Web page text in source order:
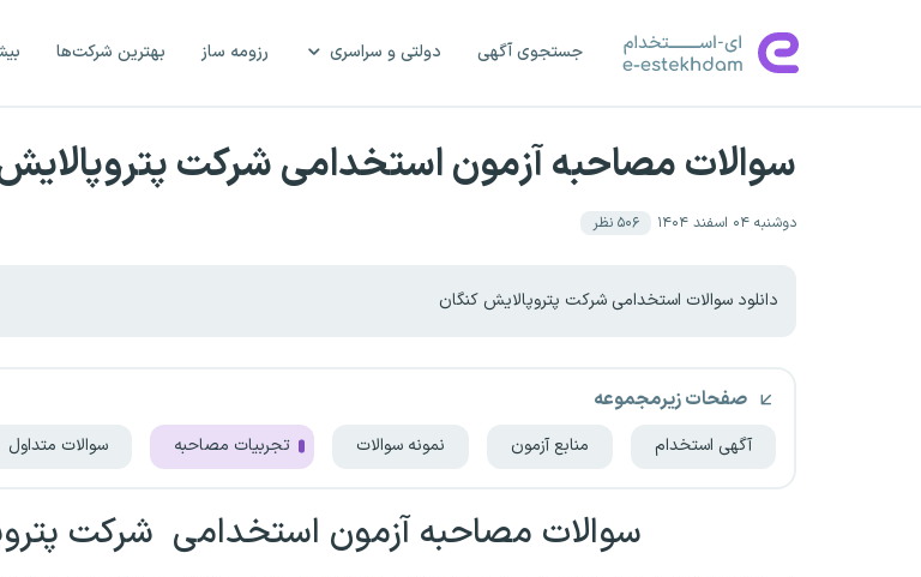
جستجوی آگهی دولتی و سراسری رزومه ساز بهترین شرکت‌ها
سوالات مصاحبه آزمون استخدامی شرکت
دوشنبه ۰۴ اسفند ۱۴۰۴ ۵۰۶ نظر
دانلود سوالات استخدامی شرکت پتروپالایش کنگان
صفحات زیرمجموعه
آگهی استخدام منابع آزمون نمونه سوالات تجربیات مصاحبه سوالات متداول
سوالات مصاحبه آزمون استخدامی شرکت